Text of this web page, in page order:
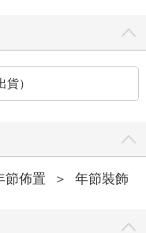
）
節佈置 ＞ 年節裝飾